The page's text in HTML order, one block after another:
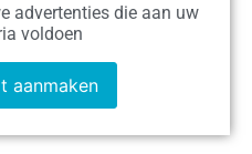
advertenties die aan uw
voldoen
aanmaken